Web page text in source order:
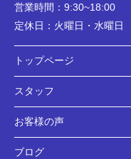
営業時間： 9:30~18:00
定休日： 火曜日・水曜日
トップページ
スタッフ
お客様の声
ブログ